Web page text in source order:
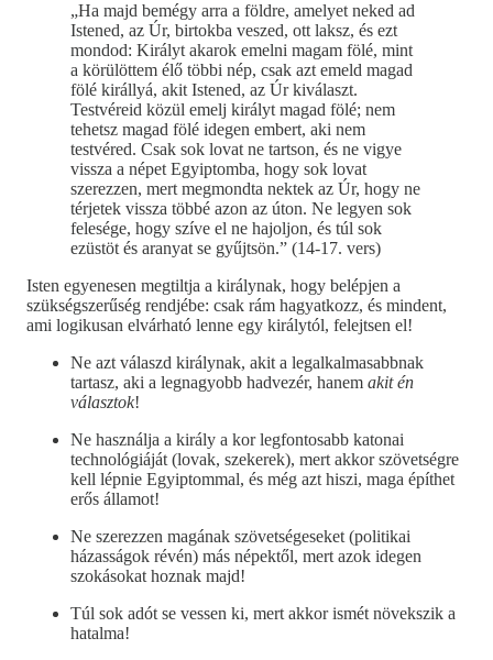
„Ha majd bemégy arra a földre, amelyet neked ad
Istened, az Úr, birtokba veszed, ott laksz, és ezt
mondod: Királyt akarok emelni magam fölé, mint
a körülöttem élő többi nép, csak azt emeld magad
fölé királlyá, akit Istened, az Úr kiválaszt.
Testvéreid közül emelj királyt magad fölé; nem
tehetsz magad fölé idegen embert, aki nem
testvéred. Csak sok lovat ne tartson, és ne vigye
vissza a népet Egyiptomba, hogy sok lovat
szerezzen, mert megmondta nektek az Úr, hogy ne
térjetek vissza többé azon az úton. Ne legyen sok
felesége, hogy szíve el ne hajoljon, és túl sok
ezüstöt és aranyat se gyűjtsön.” (14-17. vers)
Isten egyenesen megtiltja a királynak, hogy belépjen a
szükségszerűség rendjébe: csak rám hagyatkozz, és mindent,
ami logikusan elvárható lenne egy királytól, felejtsen el!
Ne azt válaszd királynak, akit a legalkalmasabbnak
tartasz, aki a legnagyobb hadvezér, hanem akit én
választok!
Ne használja a király a kor legfontosabb katonai
technológiáját (lovak, szekerek), mert akkor szövetségre
kell lépnie Egyiptommal, és még azt hiszi, maga építhet
erős államot!
Ne szerezzen magának szövetségeseket (politikai
házasságok révén) más népektől, mert azok idegen
szokásokat hoznak majd!
Túl sok adót se vessen ki, mert akkor ismét növekszik a
hatalma!